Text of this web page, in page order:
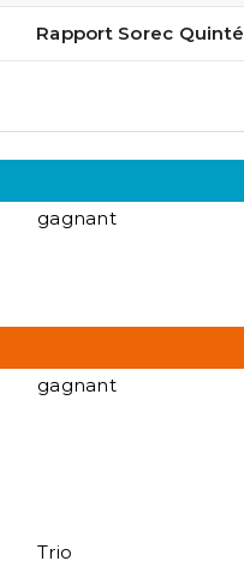
Rapport Sorec Quinté
gagnant
gagnant
Trio